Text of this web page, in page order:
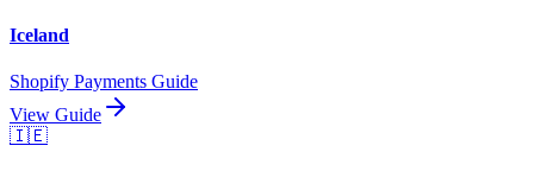
Iceland
Shopify Payments Guide
View Guide
🇮🇪